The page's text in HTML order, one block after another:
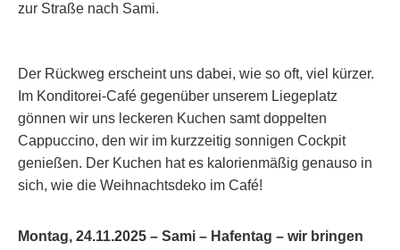
zur Straße nach Sami.
Der Rückweg erscheint uns dabei, wie so oft, viel kürzer.
Im Konditorei-Café gegenüber unserem Liegeplatz
gönnen wir uns leckeren Kuchen samt doppelten
Cappuccino, den wir im kurzzeitig sonnigen Cockpit
genießen. Der Kuchen hat es kalorienmäßig genauso in
sich, wie die Weihnachtsdeko im Café!
Montag, 24.11.2025 – Sami – Hafentag – wir bringen